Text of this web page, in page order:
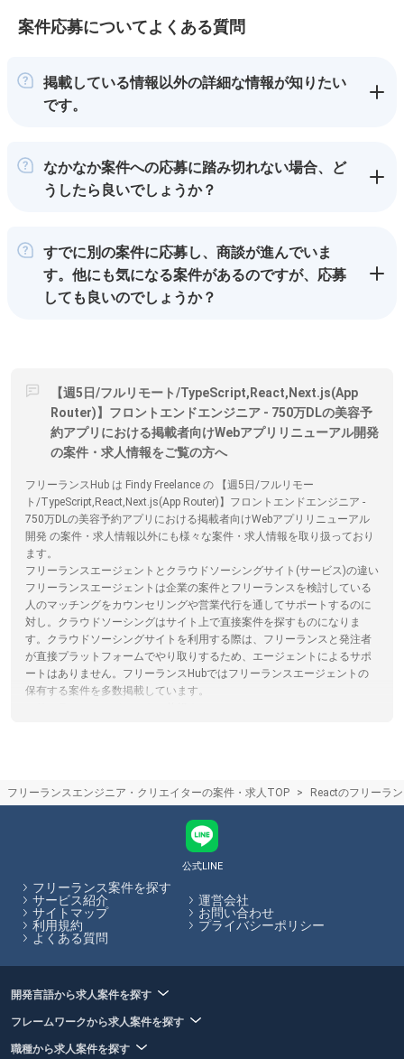
案件応募についてよくある質問
掲載している情報以外の詳細な情報が知りたい
です。
なかなか案件への応募に踏み切れない場合、ど
うしたら良いでしょうか？
すでに別の案件に応募し、商談が進んでいま
す。他にも気になる案件があるのですが、応募
しても良いのでしょうか？
【週5日/フルリモート/TypeScript,React,Next.js(App
Router)】フロントエンドエンジニア - 750万DLの美容予
約アプリにおける掲載者向けWebアプリリニューアル開発
の案件・求人情報をご覧の方へ
フリーランスHub は Findy Freelance の 【週5日/フルリモー
ト/TypeScript,React,Next.js(App Router)】フロントエンドエンジニア -
750万DLの美容予約アプリにおける掲載者向けWebアプリリニューアル
開発 の案件・求人情報以外にも様々な案件・求人情報を取り扱っており
ます。
フリーランスエージェントとクラウドソーシングサイト(サービス)の違い
フリーランスエージェントは企業の案件とフリーランスを検討している
人のマッチングをカウンセリングや営業代行を通してサポートするのに
対し。クラウドソーシングはサイト上で直接案件を探すものになりま
す。クラウドソーシングサイトを利用する際は、フリーランスと発注者
が直接プラットフォームでやり取りするため、エージェントによるサポ
ートはありません。フリーランスHubではフリーランスエージェントの
保有する案件を多数掲載しています。
なります。フリーランスHubでは各エージェントのサービス内容の比較
フリーランスエージェント担当者との面談のコツ
エージェント担当者とのカウンセリング面談の際には、希望の単価や稼
働可能な日数、勤務形態などを伝えましょう。正しく希望を伝えること
で、お客様の希望に合った案件の紹介可能性が高まります。フリーラン
スHubでは、各エージェントのサービス内容やその比較をサイト内で行
うことができます。
フリーランスHubはお客様のフリーランス案件探しを最大限サポートし
ていきます。
フリーランスエンジニア・クリエイターの案件・求人TOP Reactのフリーラ
公式LINE
フリーランス案件を探す
サービス紹介
運営会社
サイトマップ
お問い合わせ
利用規約
プライバシーポリシー
よくある質問
開発言語から求人案件を探す
フレームワークから求人案件を探す
職種から求人案件を探す